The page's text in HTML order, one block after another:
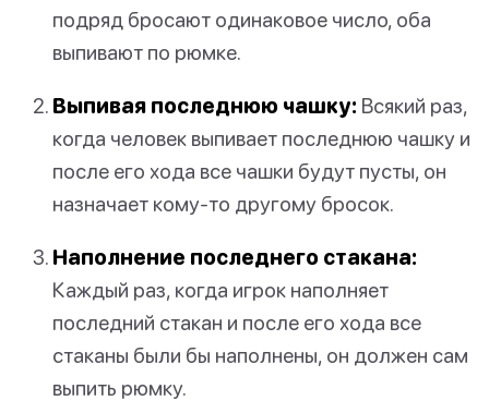
подряд бросают одинаковое число, оба
выпивают по рюмке.
Выпивая последнюю чашку: Всякий раз,
когда человек выпивает последнюю чашку и
после его хода все чашки будут пусты, он
назначает кому-то другому бросок.
Наполнение последнего стакана:
Каждый раз, когда игрок наполняет
последний стакан и после его хода все
стаканы были бы наполнены, он должен сам
выпить рюмку.